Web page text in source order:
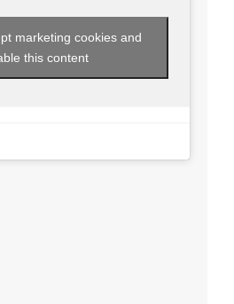
marketing cookies and
this content